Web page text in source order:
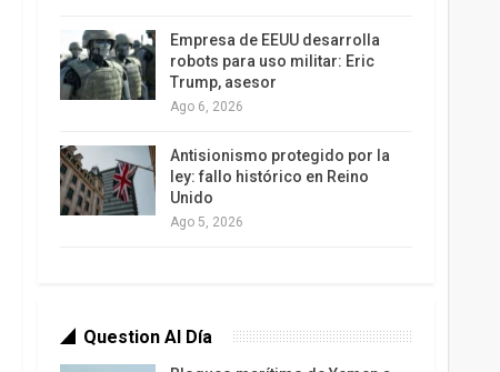
Empresa de EEUU desarrolla
robots para uso militar: Eric
Trump, asesor
Ago 6, 2026
Antisionismo protegido por la
ley: fallo histórico en Reino
Unido
Ago 5, 2026
Question Al Día